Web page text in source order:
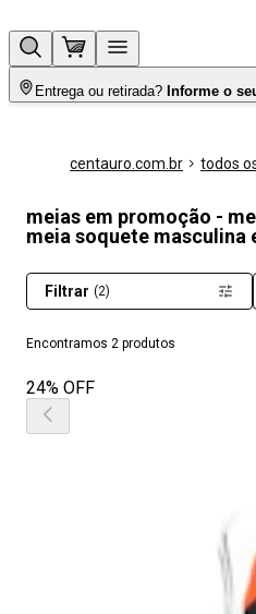
Entrega ou retirada? Informe o
centauro.com.br todos
meias em promoção -
meia soquete masculina
Encontramos 2 produtos
Filtrar (2)
24% OFF